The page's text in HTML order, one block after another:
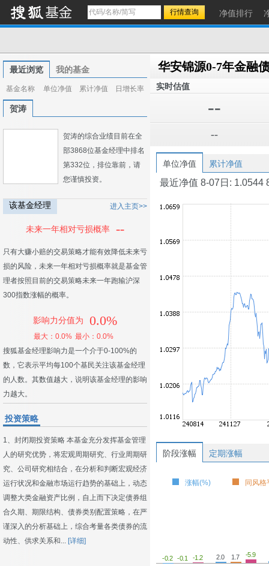
净值排行
最近浏览 我的基金
基金名称 单位净值 累计净值 日增长率
贺涛
贺涛的综合业绩目前在全
部3868位基金经理中排名
第332位，排位靠前，请
您谨慎投资。
该基金经理 进入主页>>
未来一年相对亏损概率 --
只有大赚小赔的交易策略才能有效降低未来亏
损的风险，未来一年相对亏损概率就是基金管
理者按照目前的交易策略未来一年跑输沪深
300指数涨幅的概率。
影响力分值为 0.0%
最大：0.0% 最小：0.0%
搜狐基金经理影响力是一个介于0-100%的
数，它表示平均每100个基民关注该基金经理
的人数。其数值越大，说明该基金经理的影响
力越大。
投资策略
1、封闭期投资策略 本基金充分发挥基金管理
人的研究优势，将宏观周期研究、行业周期研
究、公司研究相结合，在分析和判断宏观经济
运行状况和金融市场运行趋势的基础上，动态
调整大类金融资产比例，自上而下决定债券组
合久期、期限结构、债券类别配置策略，在严
谨深入的分析基础上，综合考量各类债券的流
动性、供求关系和... [详细]
华安锦源0-7年金融
实时估值
--
--
单位净值 累计净值
最近净值 8-07日: 1.0544
阶段涨幅 定期涨幅
涨幅(%) 同风格
-0.2 -0.1 -1.2 2.0 1.7 -5.9